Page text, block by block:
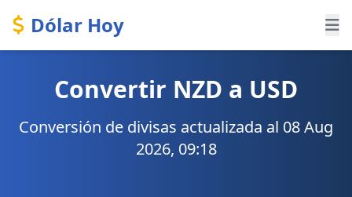
Dólar Hoy
Convertir NZD a USD
Conversión de divisas actualizada al 08 Aug
2026, 09:18